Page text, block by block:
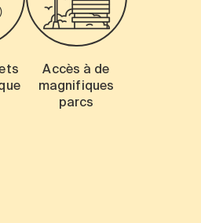
Accès à de
magnifiques
parcs